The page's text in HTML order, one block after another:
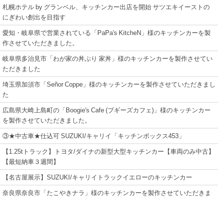
札幌ホテル by グランベル、キッチンカー出店を開始 サツエキイーストの
にぎわい創出を目指す
愛知・岐阜県で営業されている「PaPa's KitcheN」様のキッチンカーを製
作させていただきました。
岐阜県多治見市「わが家の丼ぶり 家丼」様のキッチンカーを製作させてい
ただきました
埼玉県加須市「Señor Coppe」様のキッチンカーを製作させていただきまし
た
広島県大崎上島町の「Boogie's Cafe (ブギーズカフェ)」様のキッチンカー
を製作させていただきました。
③★中古車★仕込可 SUZUKI/キャリイ「キッチンボックス453」
【1.25tトラック】トヨタ/ダイナの新型大型キッチンカー【車両のみ中古】
【最短納車３週間】
【名古屋展示】SUZUKI/キャリイトラックイエローのキッチンカー
奈良県奈良市「たこやきナラ」様のキッチンカーを製作させていただきま